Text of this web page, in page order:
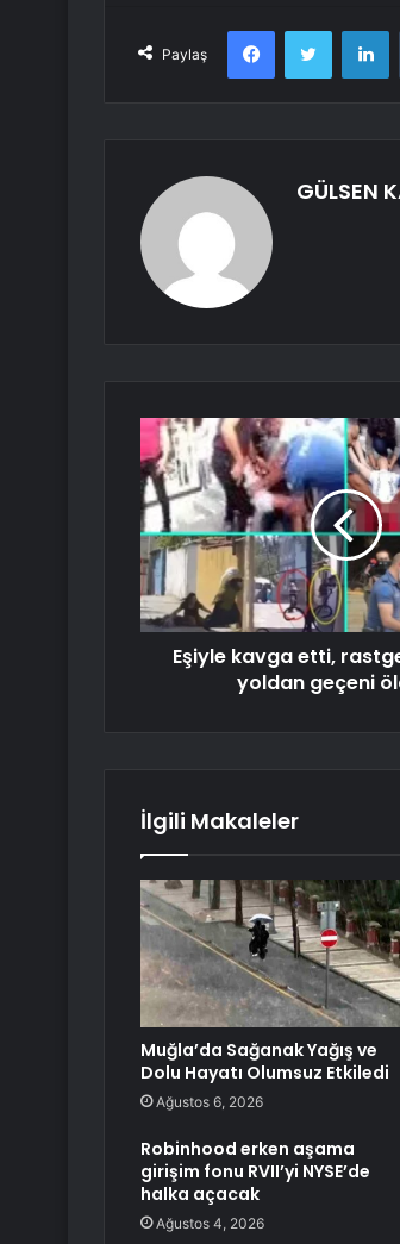
Paylaş
FacebookTwitter
GÜLSEN
Eşiyle kavga etti,
yoldan geçeni
İlgili Makaleler
Muğla’da Sağanak Yağış ve
Dolu Hayatı Olumsuz Etkiledi
Ağustos 6, 2026
Robinhood erken aşama
girişim fonu RVII’yi NYSE’de
halka açacak
Ağustos 4, 2026